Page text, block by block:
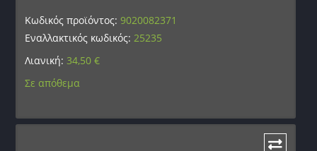
Κωδικός προϊόντος:9020082371
Εναλλακτικός κωδικός:25235
Λιανική: 34,50€
Σε απόθεμα